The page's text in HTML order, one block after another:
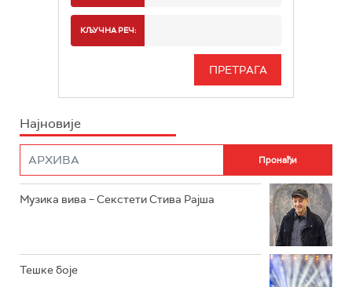
РАДИО БЕОГРАД 3
РАДИО РОКЕНРОЛЕР
РАДИО ЏЕЗЕР
ИНФО
КЉУЧНА РЕЧ:
Најновије
Музика вива – Секстети Стива Рајша
Тешке боје